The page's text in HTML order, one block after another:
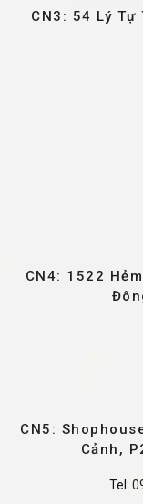
CN3: 54 Lý Tự
CN4: 1522
CN5:
Cảnh,
Tel: